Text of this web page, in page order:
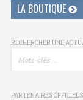
LA BOUTIQUE
RECHERCHER UNE
PARTENAIRES OFFICIELS